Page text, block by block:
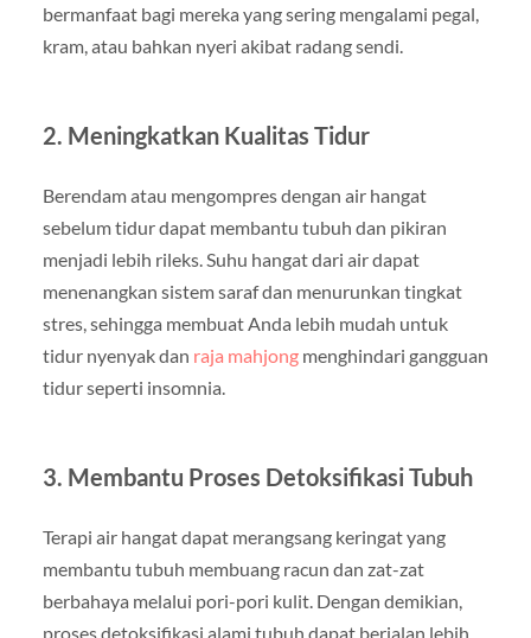
bermanfaat bagi mereka yang sering mengalami pegal,
kram, atau bahkan nyeri akibat radang sendi.
2. Meningkatkan Kualitas Tidur
Berendam atau mengompres dengan air hangat
sebelum tidur dapat membantu tubuh dan pikiran
menjadi lebih rileks. Suhu hangat dari air dapat
menenangkan sistem saraf dan menurunkan tingkat
stres, sehingga membuat Anda lebih mudah untuk
tidur nyenyak dan raja mahjongmenghindari gangguan
tidur seperti insomnia.
3. Membantu Proses Detoksifikasi Tubuh
Terapi air hangat dapat merangsang keringat yang
membantu tubuh membuang racun dan zat-zat
berbahaya melalui pori-pori kulit. Dengan demikian,
proses detoksifikasi alami tubuh dapat berjalan lebih